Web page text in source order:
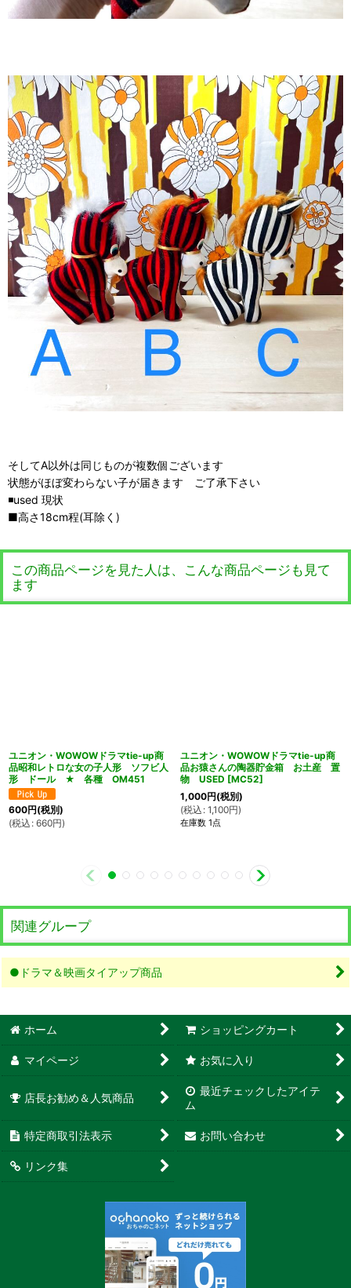
そしてA以外は同じものが複数個ございます
状態がほぼ変わらない子が届きます ご了承下さい
◾️used 現状
■高さ18cm程(耳除く)
この商品ページを見た人は、こんな商品ページも見て
ます
ユニオン・WOWOWドラマtie-up商
品昭和レトロな女の子人形 ソフビ人
形 ドール ★ 各種 OM451
600円(税別)
(税込 : 660円)
ユニオン・WOWOWドラマtie-up商
品お猿さんの陶器貯金箱 お土産 置
物 USED [MC52]
1,000円(税別)
(税込 : 1,100円)
在庫数 1点
関連グループ
●ドラマ＆映画タイアップ商品
ホーム ショッピングカート
マイページ お気に入り
店長お勧め＆人気商品
最近チェックしたアイテ
ム
特定商取引法表示 お問い合わせ
リンク集